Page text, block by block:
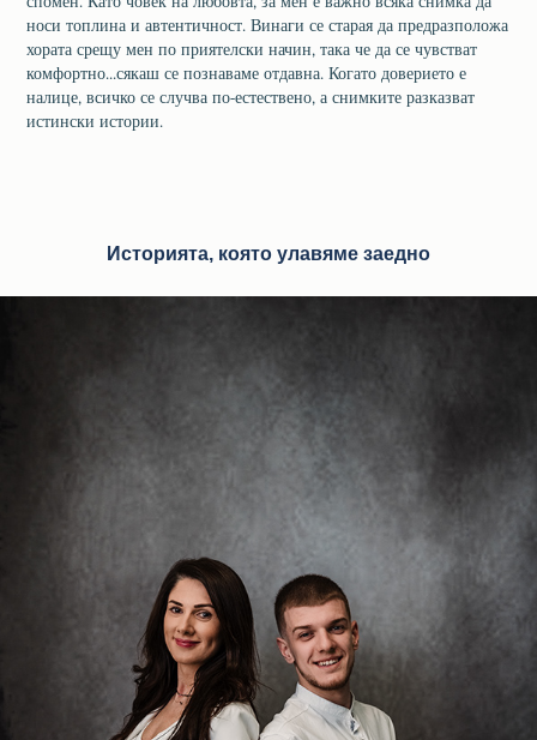
носи топлина и автентичност. Винаги се старая да предразположа
хората срещу мен по приятелски начин, така че да се чувстват
комфортно...сякаш се познаваме отдавна. Когато доверието е
налице, всичко се случва по-естествено, а снимките разказват
истински истории.
Историята, която улавяме заедно